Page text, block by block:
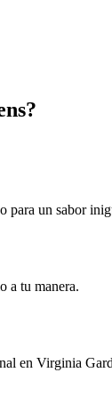
para un sabor
a tu manera.
en Virginia